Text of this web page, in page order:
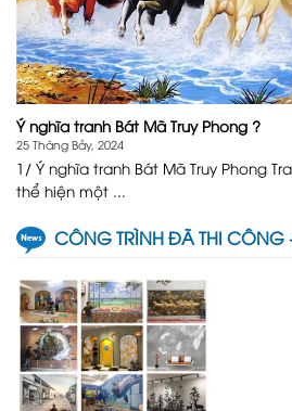
Ý nghĩa tranh Bát Mã Truy Phong ?
25 Tháng Bảy, 2024
1/ Ý nghĩa tranh Bát Mã Truy Phong
thể hiện một ...
CÔNG TRÌNH ĐÃ THI CÔNG